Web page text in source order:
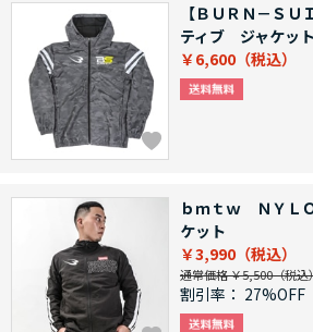
【ＢＵＲＮ－Ｓ
ティブ ジャケット
￥6,600
ｂｍｔｗ ＮＹＬ
ケット
￥3,990
通常価格 ￥5,500
割引率： 27%OFF